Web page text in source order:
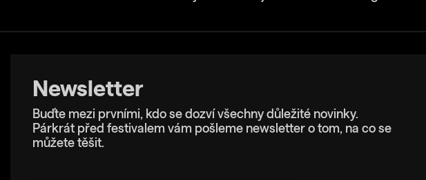
Newsletter
Buďte mezi prvními, kdo se dozví všechny důležité novinky.
Párkrát před festivalem vám pošleme newsletter o tom, na co se
můžete těšit.